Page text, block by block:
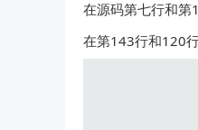
在源码第七行和第
在第143行和120